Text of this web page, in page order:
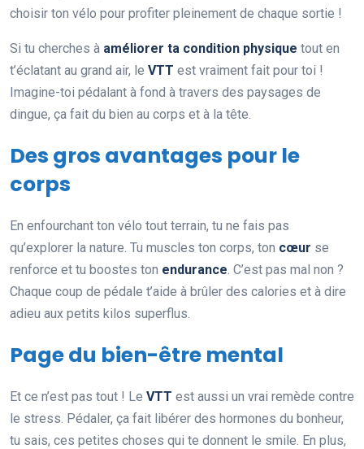
choisir ton vélo pour profiter pleinement de chaque sortie !
Si tu cherches à améliorer ta condition physique tout en
t’éclatant au grand air, le VTT est vraiment fait pour toi !
Imagine-toi pédalant à fond à travers des paysages de
dingue, ça fait du bien au corps et à la tête.
Des gros avantages pour le
corps
En enfourchant ton vélo tout terrain, tu ne fais pas
qu’explorer la nature. Tu muscles ton corps, ton cœur se
renforce et tu boostes ton endurance. C’est pas mal non ?
Chaque coup de pédale t’aide à brûler des calories et à dire
adieu aux petits kilos superflus.
Page du bien-être mental
Et ce n’est pas tout ! Le VTT est aussi un vrai remède contre
le stress. Pédaler, ça fait libérer des hormones du bonheur,
tu sais, ces petites choses qui te donnent le smile. En plus,